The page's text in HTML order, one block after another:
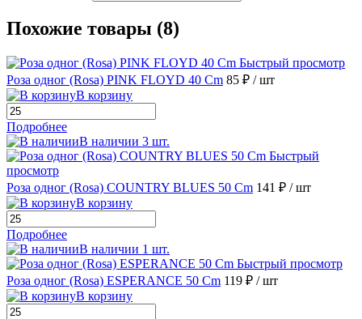
Похожие товары (8)
Быстрый просмотр
Роза одног (Rosa) PINK FLOYD 40 Cm 85 ₽ / шт
В корзину
Подробнее
В наличии 3 шт.
Быстрый
просмотр
Роза одног (Rosa) COUNTRY BLUES 50 Cm 141 ₽ / шт
В корзину
Подробнее
В наличии 1 шт.
Быстрый просмотр
Роза одног (Rosa) ESPERANCE 50 Cm 119 ₽ / шт
В корзину